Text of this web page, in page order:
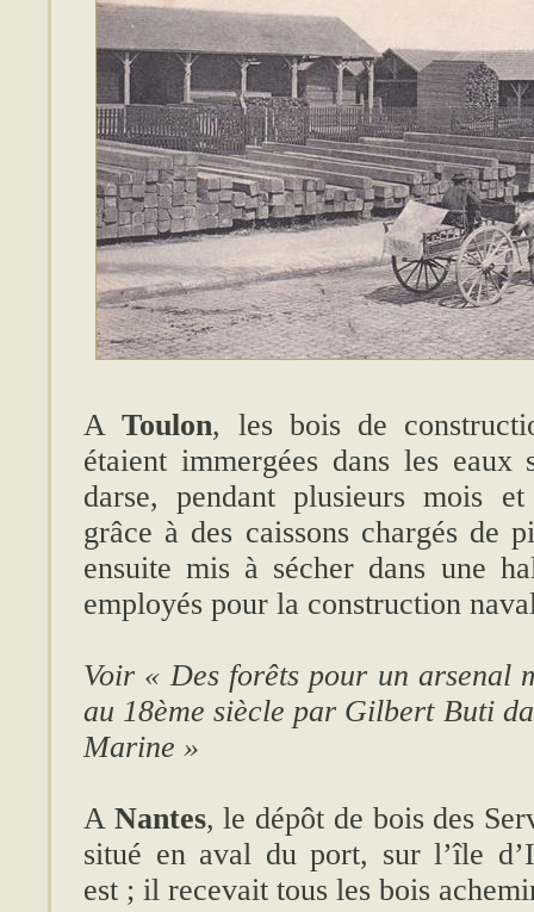
AToulon, les bois de
étaient immergées dans les
darse, pendant plusieurs mois
grâce à des caissons chargés de
ensuite mis à sécher dans une
employés pour la construction
Voir « Des forêts pour un arsenal
au 18ème siècle par Gilbert Buti
Marine »
A Nantes, le dépôt de bois des
situé en aval du port, sur l’île
est ; il recevait tous les bois